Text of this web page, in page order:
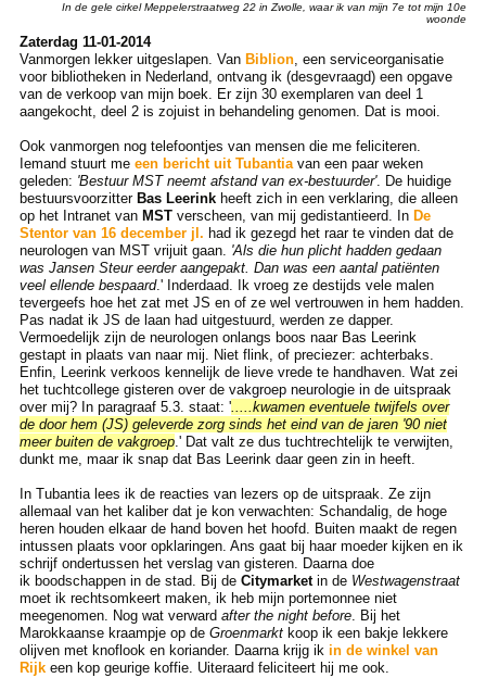
In de gele cirkel Meppelerstraatweg 22 in Zwolle, waar ik van mijn 7e tot mijn 10e
woonde
Zaterdag 11-01-2014
Vanmorgen lekker uitgeslapen. Van Biblion, een serviceorganisatie
voor bibliotheken in Nederland, ontvang ik (desgevraagd) een opgave
van de verkoop van mijn boek. Er zijn 30 exemplaren van deel 1
aangekocht, deel 2 is zojuist in behandeling genomen. Dat is mooi.
Ook vanmorgen nog telefoontjes van mensen die me feliciteren.
Iemand stuurt me een bericht uit Tubantiavan een paar weken
geleden: 'Bestuur MST neemt afstand van ex-bestuurder'. De huidige
bestuursvoorzitter Bas Leerinkheeft zich in een verklaring, die alleen
op het Intranet van MSTverscheen, van mij gedistantieerd. In De
Stentor van 16 december jl. had ik gezegd het raar te vinden dat de
neurologen van MST vrijuit gaan. 'Als die hun plicht hadden gedaan
was Jansen Steur eerder aangepakt. Dan was een aantal patiënten
veel ellende bespaard.' Inderdaad. Ik vroeg ze destijds vele malen
tevergeefs hoe het zat met JS en of ze wel vertrouwen in hem hadden.
Pas nadat ik JS de laan had uitgestuurd, werden ze dapper.
Vermoedelijk zijn de neurologen onlangs boos naar Bas Leerink
gestapt in plaats van naar mij. Niet flink, of preciezer: achterbaks.
Enfin, Leerink verkoos kennelijk de lieve vrede te handhaven. Wat zei
het tuchtcollege gisteren over de vakgroep neurologie in de uitspraak
over mij? In paragraaf 5.3. staat: '.....kwamen eventuele twijfels over
de door hem (JS) geleverde zorg sinds het eind van de jaren '90 niet
meer buiten de vakgroep.' Dat valt ze dus tuchtrechtelijk te verwijten,
dunkt me, maar ik snap dat Bas Leerink daar geen zin in heeft.
In Tubantia lees ik de reacties van lezers op de uitspraak. Ze zijn
allemaal van het kaliber dat je kon verwachten: Schandalig, de hoge
heren houden elkaar de hand boven het hoofd. Buiten maakt de regen
intussen plaats voor opklaringen. Ans gaat bij haar moeder kijken en ik
schrijf ondertussen het verslag van gisteren. Daarna doe
ik boodschappen in de stad. Bij de Citymarketin de Westwagenstraat
moet ik rechtsomkeert maken, ik heb mijn portemonnee niet
meegenomen. Nog wat verward after the night before. Bij het
Marokkaanse kraampje op de Groenmarktkoop ik een bakje lekkere
olijven met knoflook en koriander. Daarna krijg ik in de winkel van
Rijkeen kop geurige koffie. Uiteraard feliciteert hij me ook.